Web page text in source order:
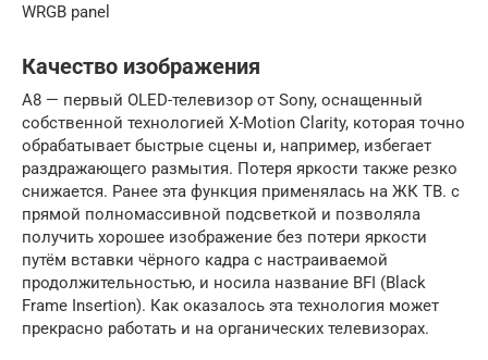
WRGB panel
Качество изображения
A8 — первый OLED-телевизор от Sony, оснащенный
собственной технологией X-Motion Clarity, которая точно
обрабатывает быстрые сцены и, например, избегает
раздражающего размытия. Потеря яркости также резко
снижается. Ранее эта функция применялась на ЖК ТВ. с
прямой полномассивной подсветкой и позволяла
получить хорошее изображение без потери яркости
путём вставки чёрного кадра с настраиваемой
продолжительностью, и носила название BFI (Black
Frame Insertion). Как оказалось эта технология может
прекрасно работать и на органических телевизорах.